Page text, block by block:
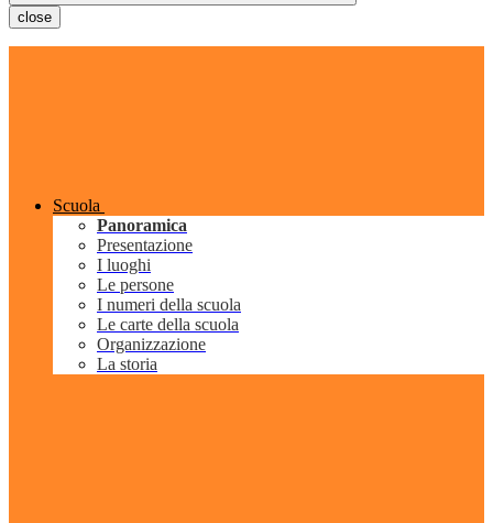
close
Scuola
Panoramica
Presentazione
I luoghi
Le persone
I numeri della scuola
Le carte della scuola
Organizzazione
La storia